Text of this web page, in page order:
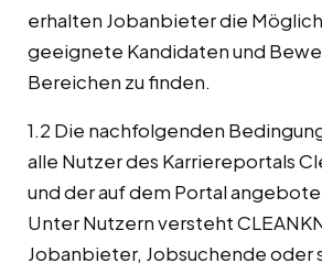
erhalten Jobanbieter die
geeignete Kandidaten und
Bereichen zu finden.
1.2 Die nachfolgenden
alle Nutzer des Karriereportals
und der auf dem Portal
Unter Nutzern versteht
Jobanbieter, Jobsuchende oder